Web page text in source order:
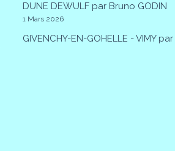
DUNE DEWULF par Bruno GODIN
1 Mars 2026
GIVENCHY-EN-GOHELLE - VIMY par